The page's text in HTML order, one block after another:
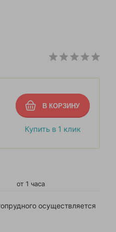
Купить в 1 клик
от 1 часа
осуществляется